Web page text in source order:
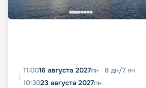
11:0016 августа 2027пн 8 дн/7 нч
10:3023 августа 2027пн